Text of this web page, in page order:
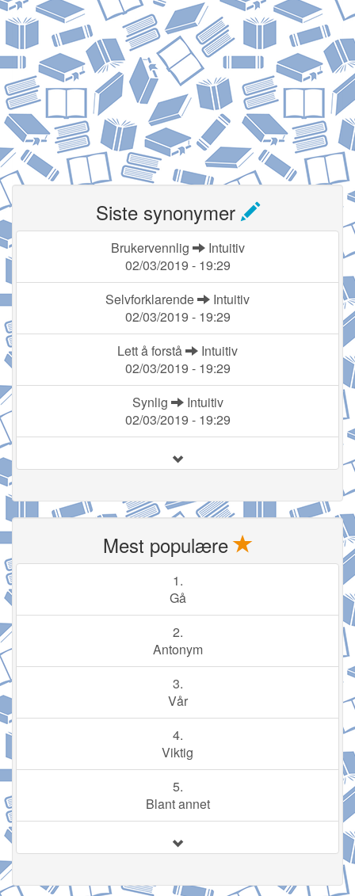
Siste synonymer
Brukervennlig
Intuitiv
02/03/2019 - 19:29
Selvforklarende
Intuitiv
02/03/2019 - 19:29
Lett å forstå
Intuitiv
02/03/2019 - 19:29
Synlig
Intuitiv
02/03/2019 - 19:29
Mest populære
1.
Gå
2.
Antonym
3.
Vår
4.
Viktig
5.
Blant annet